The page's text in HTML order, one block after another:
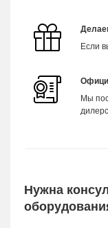
Если
Мы
Нужна